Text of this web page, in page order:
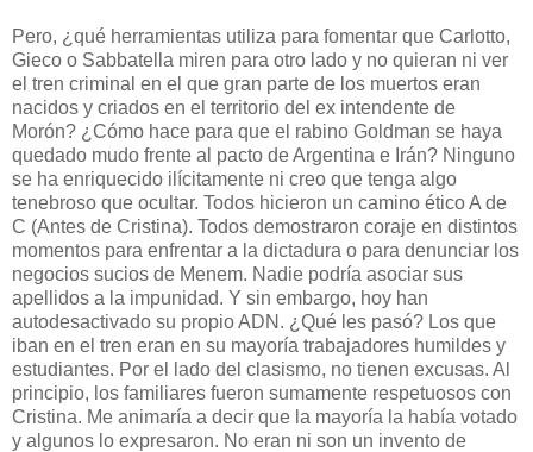
Pero, ¿qué herramientas utiliza para fomentar que Carlotto,
Gieco o Sabbatella miren para otro lado y no quieran ni ver
el tren criminal en el que gran parte de los muertos eran
nacidos y criados en el territorio del ex intendente de
Morón? ¿Cómo hace para que el rabino Goldman se haya
quedado mudo frente al pacto de Argentina e Irán? Ninguno
se ha enriquecido ilícitamente ni creo que tenga algo
tenebroso que ocultar. Todos hicieron un camino ético A de
C (Antes de Cristina). Todos demostraron coraje en distintos
momentos para enfrentar a la dictadura o para denunciar los
negocios sucios de Menem. Nadie podría asociar sus
apellidos a la impunidad. Y sin embargo, hoy han
autodesactivado su propio ADN. ¿Qué les pasó? Los que
iban en el tren eran en su mayoría trabajadores humildes y
estudiantes. Por el lado del clasismo, no tienen excusas. Al
principio, los familiares fueron sumamente respetuosos con
Cristina. Me animaría a decir que la mayoría la había votado
y algunos lo expresaron. No eran ni son un invento de